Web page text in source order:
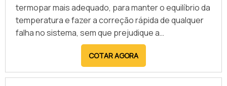
modernização dos processos produtivos.
termopar mais adequado, para manter o equilíbrio da
temperatura e fazer a correção rápida de qualquer
falha no sistema, sem que prejudique a
produtividade do local durante o serviço.Um
termopar produzido ps é um sensor simples de
temperatura, ao mesmo tempo que é potente e
COTAR AGORA